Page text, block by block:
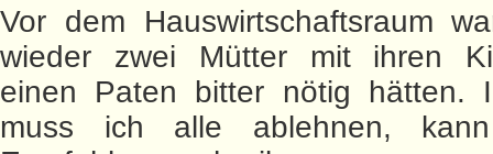
Vor dem Hauswirtschaftsraum
wieder zwei Mütter mit ihren
einen Paten bitter nötig hätten.
muss ich alle ablehnen,